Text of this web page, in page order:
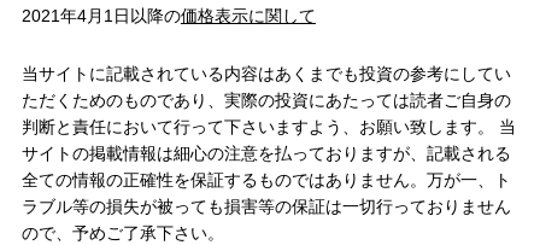
2021年4月1日以降の価格表示に関して
当サイトに記載されている内容はあくまでも投資の参考にしてい
ただくためのものであり、実際の投資にあたっては読者ご自身の
判断と責任において行って下さいますよう、お願い致します。 当
サイトの掲載情報は細心の注意を払っておりますが、記載される
全ての情報の正確性を保証するものではありません。万が一、ト
ラブル等の損失が被っても損害等の保証は一切行っておりません
ので、予めご了承下さい。